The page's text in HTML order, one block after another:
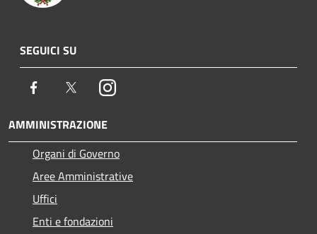
SEGUICI SU
Facebook TwitterInstagram
AMMINISTRAZIONE
Organi di Governo
Aree Amministrative
Uffici
Enti e fondazioni